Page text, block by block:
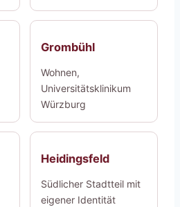
Grombühl
Wohnen,
Universitätsklinikum
Würzburg
Heidingsfeld
Südlicher Stadtteil mit
eigener Identität